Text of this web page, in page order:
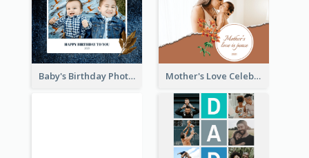
Baby's Birthday Photo Book Mother's Love Celebration Photo Book